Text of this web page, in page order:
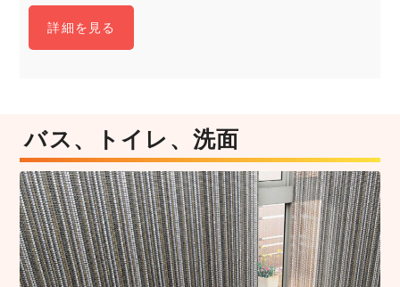
詳細を見る
バス、トイレ、洗面